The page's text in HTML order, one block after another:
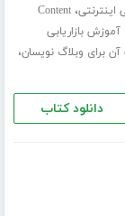
اینترنتی،Content
آموزش بازاریابی
آن برای وبلاگ نویسان،
دانلود کتاب